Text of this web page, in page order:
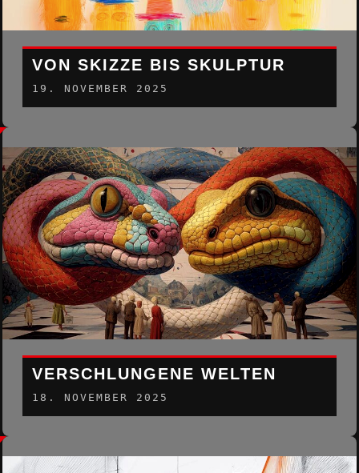
VON SKIZZE BIS SKULPTUR
19. NOVEMBER 2025
VERSCHLUNGENE WELTEN
18. NOVEMBER 2025